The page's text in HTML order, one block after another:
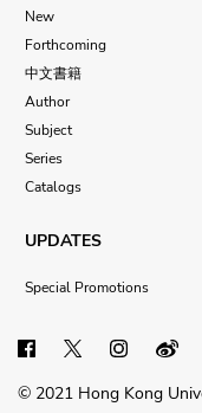
New
Forthcoming
中文書籍
Author
Subject
Series
Catalogs
UPDATES
Special Promotions
© 2021 Hong Kong